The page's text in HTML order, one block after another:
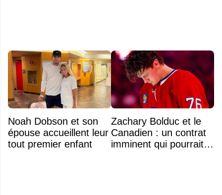
Noah Dobson et son
épouse accueillent leur
tout premier enfant
Zachary Bolduc et le
Canadien : un contrat
imminent qui pourrait